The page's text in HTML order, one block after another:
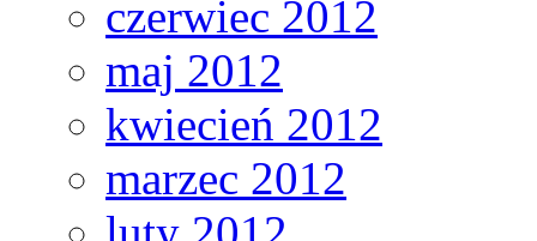
czerwiec 2012
maj 2012
kwiecień 2012
marzec 2012